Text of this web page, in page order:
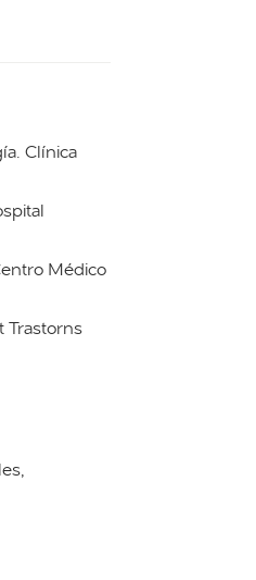
Clínica
Médico
Trastorns